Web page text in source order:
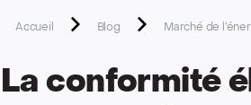
Accueil Blog Marché de
La conformité